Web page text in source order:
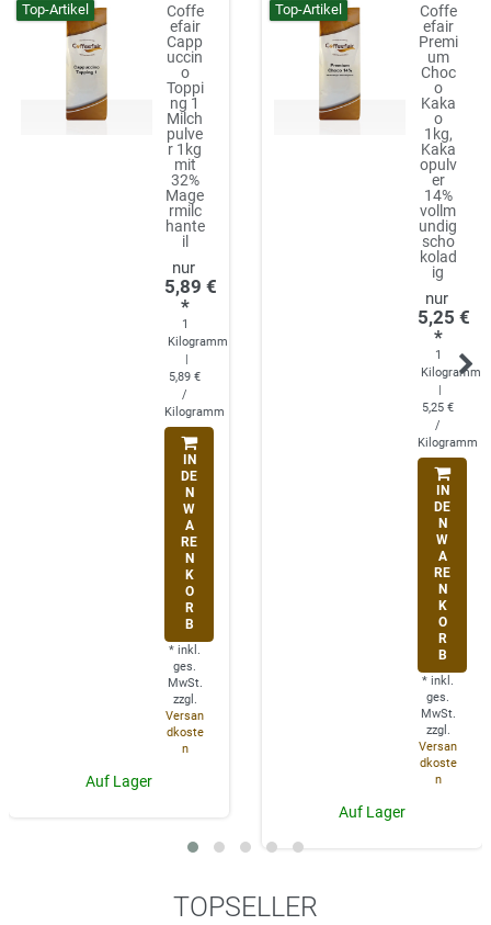
Top-Artikel
Coffe
efair
Capp
uccin
o
Toppi
ng 1
Milch
pulve
r 1kg
mit
32%
Mage
rmilc
hante
il
5,89 €
*
1
Kilogramm
|
5,89 €
/
Kilogramm
IN
DE
N
W
A
RE
N
K
O
R
B
* inkl.
ges.
MwSt.
zzgl.
Versan
dkoste
n
Auf Lager
Top-Artikel
Coffe
efair
Premi
um
Choc
o
Kaka
o
1kg,
Kaka
opulv
er
14%
vollm
undig
scho
kolad
ig
5,25 €
*
1
Kilogramm
|
5,25 €
/
Kilogramm
IN
DE
N
W
A
RE
N
K
O
R
B
* inkl.
ges.
MwSt.
zzgl.
Versan
dkoste
n
Auf Lager
TOPSELLER